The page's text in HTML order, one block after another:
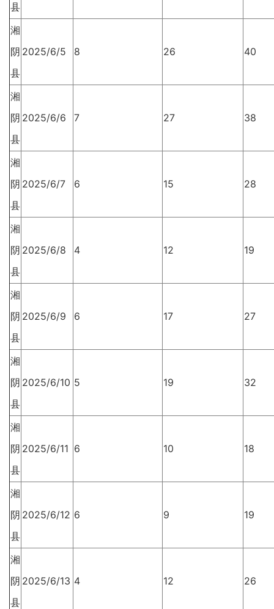
县
湘
阴
县
2025/6/5 8 26 40
湘
阴
县
2025/6/6 7 27 38
湘
阴
县
2025/6/7 6 15 28
湘
阴
县
2025/6/8 4 12 19
湘
阴
县
2025/6/9 6 17 27
湘
阴
县
2025/6/10 5 19 32
湘
阴
县
2025/6/11 6 10 18
湘
阴
县
2025/6/12 6 9 19
湘
阴
县
2025/6/13 4 12 26